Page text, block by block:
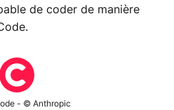
de coder de manière
- © Anthropic